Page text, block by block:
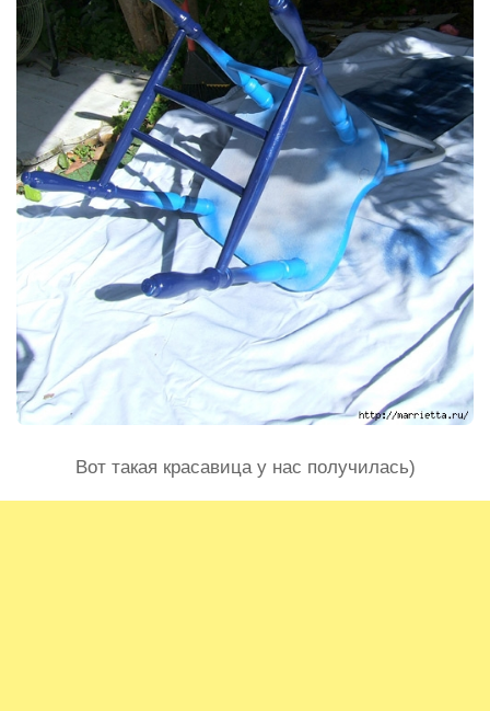
Вот такая красавица у нас получилась)